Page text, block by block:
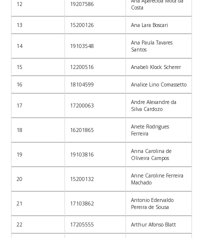
12 19207586
Costa
13 15200126 Ana Lara Boscari
14 19103548
Ana Paula Tavares
Santos
15 12200516 Anabeli Klock Scherer
16 18104599 Analice Lino Comassetto
17 17200063
Andre Alexandre da
Silva Cardozo
18 16201865
Anete Rodrigues
Ferreira
19 19103816
Anna Carolina de
Oliveira Campos
20 15200132
Anne Caroline Ferreira
Machado
21 17103862
Antonio Edervaldo
Pereira de Sousa
22 17205555 Arthur Afonso Blatt